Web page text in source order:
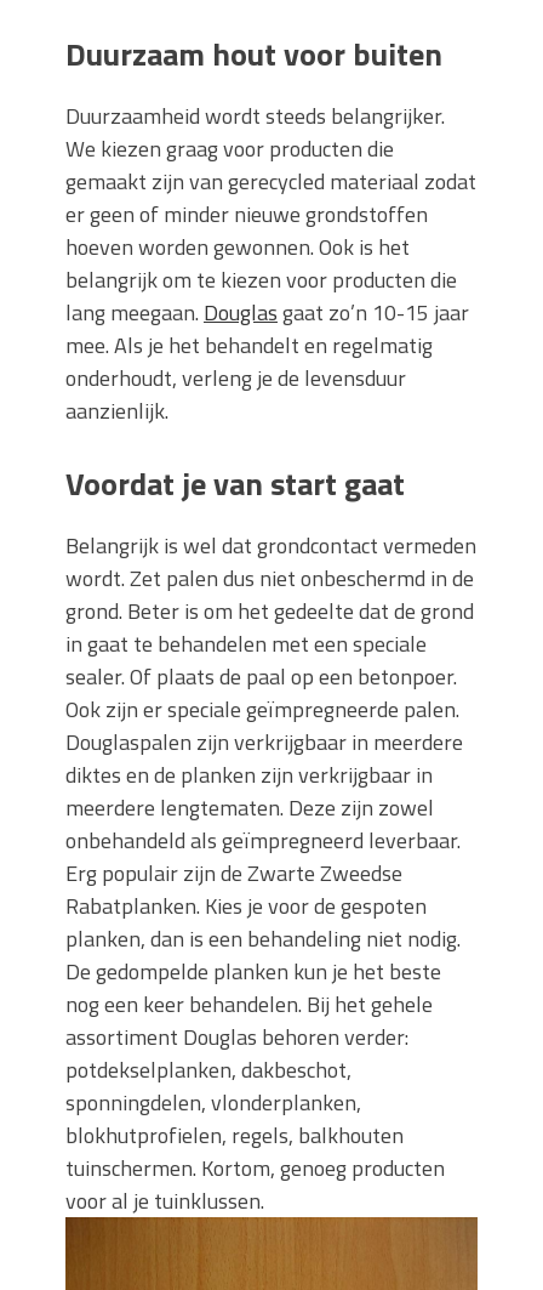
Duurzaam hout voor buiten
Duurzaamheid wordt steeds belangrijker.
We kiezen graag voor producten die
gemaakt zijn van gerecycled materiaal zodat
er geen of minder nieuwe grondstoffen
hoeven worden gewonnen. Ook is het
belangrijk om te kiezen voor producten die
lang meegaan. Douglasgaat zo’n 10-15 jaar
mee. Als je het behandelt en regelmatig
onderhoudt, verleng je de levensduur
aanzienlijk.
Voordat je van start gaat
Belangrijk is wel dat grondcontact vermeden
wordt. Zet palen dus niet onbeschermd in de
grond. Beter is om het gedeelte dat de grond
in gaat te behandelen met een speciale
sealer. Of plaats de paal op een betonpoer.
Ook zijn er speciale geïmpregneerde palen.
Douglaspalen zijn verkrijgbaar in meerdere
diktes en de planken zijn verkrijgbaar in
meerdere lengtematen. Deze zijn zowel
onbehandeld als geïmpregneerd leverbaar.
Erg populair zijn de Zwarte Zweedse
Rabatplanken. Kies je voor de gespoten
planken, dan is een behandeling niet nodig.
De gedompelde planken kun je het beste
nog een keer behandelen. Bij het gehele
assortiment Douglas behoren verder:
potdekselplanken, dakbeschot,
sponningdelen, vlonderplanken,
blokhutprofielen, regels, balkhouten
tuinschermen. Kortom, genoeg producten
voor al je tuinklussen.